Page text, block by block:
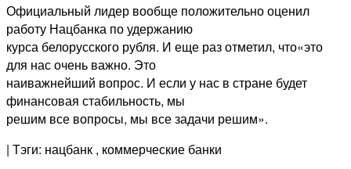
Официальный лидер вообще положительно оценил
работу Нацбанка по удержанию
курса белорусского рубля. И еще раз отметил, что«это
для нас очень важно. Это
наиважнейший вопрос. И если у нас в стране будет
финансовая стабильность, мы
решим все вопросы, мы все задачи решим».
| Тэги: нацбанк , коммерческие банки